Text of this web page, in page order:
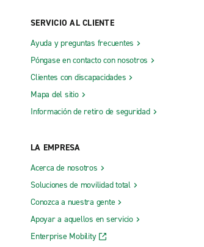
SERVICIO AL CLIENTE
Ayuda y preguntas frecuentes
Póngase en contacto con nosotros
Clientes con discapacidades
Mapa del sitio
Información de retiro de seguridad
LA EMPRESA
Acerca de nosotros
Soluciones de movilidad total
Conozca a nuestra gente
Apoyar a aquellos en servicio
Enterprise Mobility